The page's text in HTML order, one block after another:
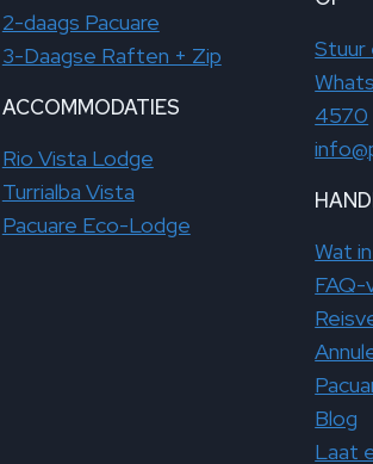
2-daags Pacuare
3-Daagse Raften + Zip
ACCOMMODATIES
Rio Vista Lodge
Turrialba Vista
Pacuare Eco-Lodge
Stuur
4570
Wat
FAQ-
Blog
Laat